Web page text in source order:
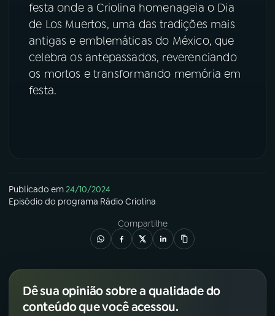
YouTube Facebook
Instagram X
festa onde a Criolina homenageia o Dia
de Los Muertos, uma das tradições mais
antigas e emblemáticas do México, que
celebra os antepassados, reverenciando
os mortos e transformando memória em
festa.
Publicado em24/10/2024
Episódio do programa Rádio Criolina
Compartilhe
Dê sua opinião sobre a qualidade do
conteúdo que você acessou.